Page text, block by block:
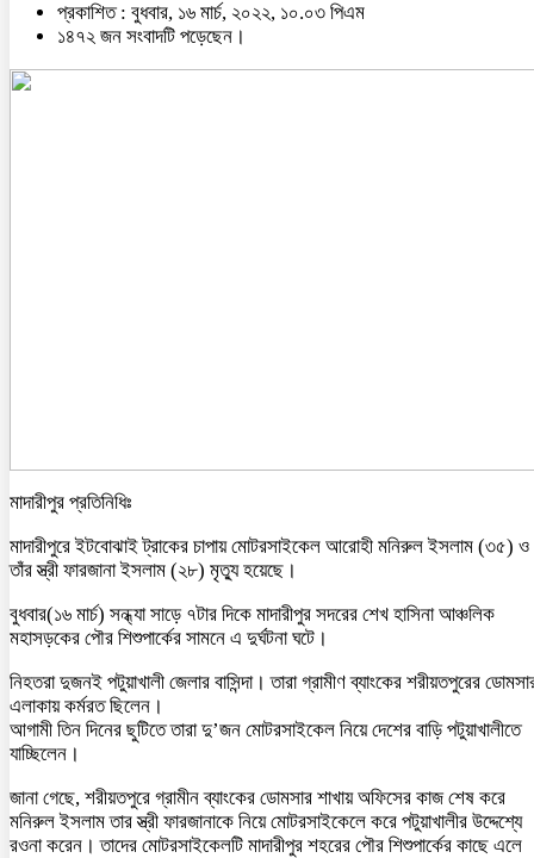
প্রকাশিত : বুধবার, ১৬ মার্চ, ২০২২, ১০.০৩ পিএম
১৪৭২ জন সংবাদটি পড়েছেন।
মাদারীপুর প্রতিনিধিঃ
মাদারীপুরে ইটবোঝাই ট্রাকের চাপায় মোটরসাইকেল আরোহী মনিরুল ইসলাম (৩৫) ও
তাঁর স্ত্রী ফারজানা ইসলাম (২৮) মৃত্যু হয়েছে।
বুধবার(১৬ মার্চ) সন্ধ্যা সাড়ে ৭টার দিকে মাদারীপুর সদরের শেখ হাসিনা আঞ্চলিক
মহাসড়কের পৌর শিশুপার্কের সামনে এ দুর্ঘটনা ঘটে।
নিহতরা দুজনই পটুয়াখালী জেলার বাসিন্দা। তারা গ্রামীণ ব্যাংকের শরীয়তপুরের
এলাকায় কর্মরত ছিলেন।
আগামী তিন দিনের ছুটিতে তারা দু’জন মোটরসাইকেল নিয়ে দেশের বাড়ি পটুয়াখালীতে
যাচ্ছিলেন।
জানা গেছে, শরীয়তপুরে গ্রামীন ব্যাংকের ডোমসার শাখায় অফিসের কাজ শেষ করে
মনিরুল ইসলাম তার স্ত্রী ফারজানাকে নিয়ে মোটরসাইকেলে করে পটুয়াখালীর উদ্দেশ্যে
রওনা করেন। তাদের মোটরসাইকেলটি মাদারীপুর শহরের পৌর শিশুপার্কের কাছে এলে